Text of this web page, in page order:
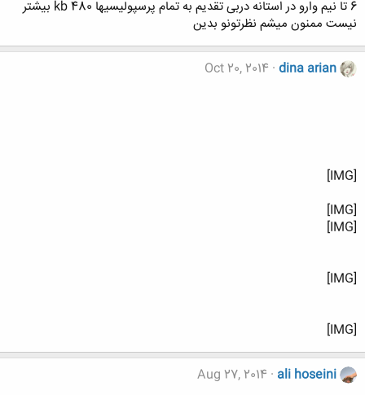
6 تا نیم وارو در استانه دربی تقدیم به تمام پرسپولیسیها 480 kb بیشتر
نیست ممنون میشم نظرتونو بدین
dina arian
Oct 20, 2014
[IMG]
[IMG]
[IMG]
[IMG]
[IMG]
ali hoseini
Aug 27, 2014